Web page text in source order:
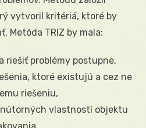
vytvoril kritériá, ktoré by
Metóda TRIZ by mala:
riešiť problémy postupne,
ktoré existujú a cez ne
riešeniu,
vlastností objektu